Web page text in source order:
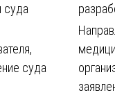
суда
суда